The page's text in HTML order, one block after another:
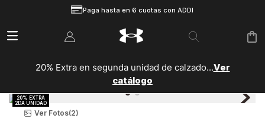
Paga hasta en 6 cuotas con ADDI
20% Extra en segunda unidad de calzado...Ver
catálogo
Ver Fotos(2)